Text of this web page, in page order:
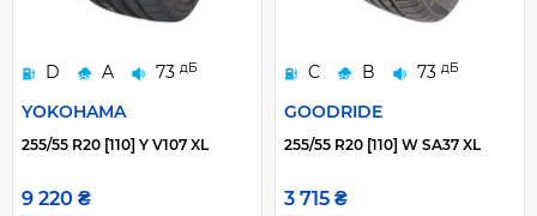
D A 73 дБ
YOKOHAMA
255/55 R20 [110] Y V107 XL
9 220 ₴
C B 73 дБ
GOODRIDE
255/55 R20 [110] W SA37 XL
3 715 ₴